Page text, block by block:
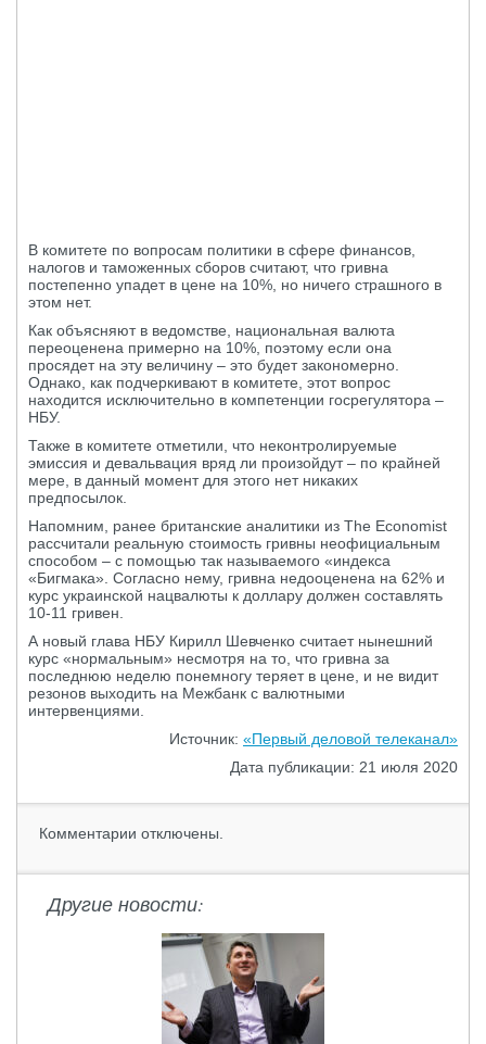
В комитете по вопросам политики в сфере финансов,
налогов и таможенных сборов считают, что гривна
постепенно упадет в цене на 10%, но ничего страшного в
этом нет.
Как объясняют в ведомстве, национальная валюта
переоценена примерно на 10%, поэтому если она
просядет на эту величину – это будет закономерно.
Однако, как подчеркивают в комитете, этот вопрос
находится исключительно в компетенции госрегулятора –
НБУ.
Также в комитете отметили, что неконтролируемые
эмиссия и девальвация вряд ли произойдут – по крайней
мере, в данный момент для этого нет никаких
предпосылок.
Напомним, ранее британские аналитики из The Economist
рассчитали реальную стоимость гривны неофициальным
способом – с помощью так называемого «индекса
«Бигмака». Согласно нему, гривна недооценена на 62% и
курс украинской нацвалюты к доллару должен составлять
10-11 гривен.
А новый глава НБУ Кирилл Шевченко считает нынешний
курс «нормальным» несмотря на то, что гривна за
последнюю неделю понемногу теряет в цене, и не видит
резонов выходить на Межбанк с валютными
интервенциями.
Источник: «Первый деловой телеканал»
Дата публикации: 21 июля 2020
Комментарии отключены.
Другие новости: